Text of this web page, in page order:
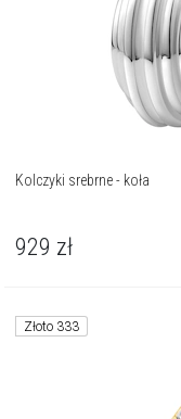
Kolczyki srebrne - koła
929 zł
Złoto 333